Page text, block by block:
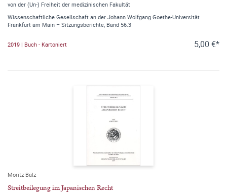
von der (Un-) Freiheit der medizinischen Fakultät
Wissenschaftliche Gesellschaft an der Johann Wolfgang Goethe-Universität
Frankfurt am Main – Sitzungsberichte, Band 56.3
2019 | Buch - Kartoniert 5,00 €*
Moritz Bälz
Streitbeilegung im Japanischen Recht